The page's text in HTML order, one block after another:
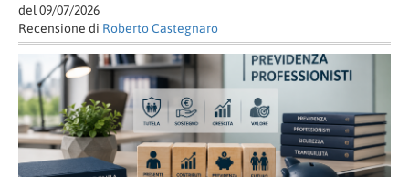
del 09/07/2026
Recensione di Roberto Castegnaro